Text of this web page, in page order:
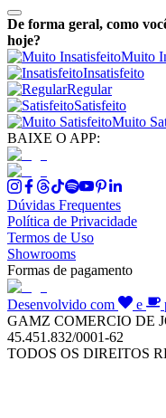
De forma geral, como
hoje?
Muito
Insatisfeito
Regular
Satisfeito
Muito
BAIXE O APP:
Dúvidas Frequentes
Política de Privacidade
Termos de Uso
Showrooms
Formas de pagamento
Desenvolvido com e
GAMZ COMERCIO DE
45.451.832/0001-62
TODOS OS DIREITOS